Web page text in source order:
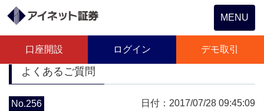
Toggle
navigation
MENU
口座開設 ログイン デモ取引
よくあるご質問
No.256 日付：2017/07/28 09:45:09